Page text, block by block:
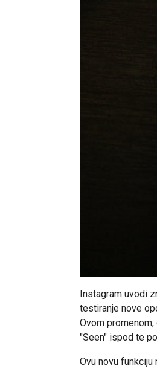
Instagram uvodi
testiranje nove
Ovom
"Seen" ispod te
Ovu novu